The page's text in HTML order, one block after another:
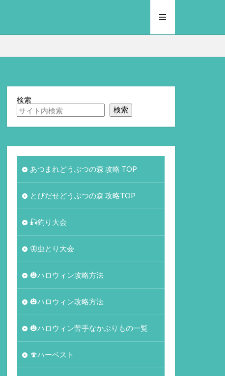
検索
検索
あつまれどうぶつの森 攻略 TOP
とびだせどうぶつの森 攻略TOP
🎣釣り大会
🦋虫とり大会
🎃ハロウィン攻略方法
🎃ハロウィン攻略方法
🎃ハロウィン苦手なかぶりもの一覧
🍄ハーベスト